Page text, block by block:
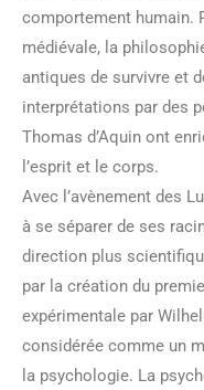
comportement humain.
médiévale, la
antiques de survivre et
interprétations par des
Thomas d’Aquin ont
l’esprit et le corps.
Avec l’avènement des
à se séparer de ses
direction plus
par la création du
expérimentale par
considérée comme un
la psychologie. La